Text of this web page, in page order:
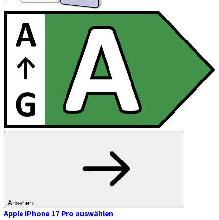
Ansehen
Apple iPhone 17 Pro auswählen